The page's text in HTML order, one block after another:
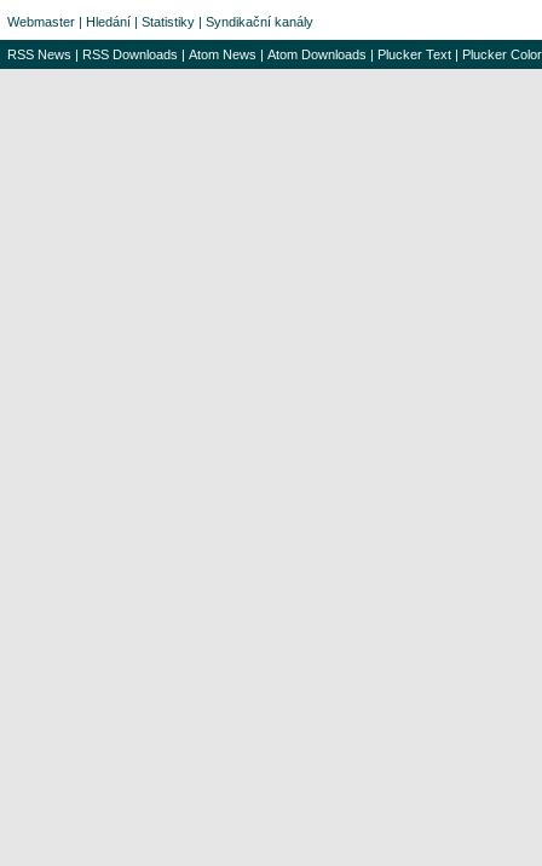
Webmaster | Hledání | Statistiky | Syndikační kanály
RSS News | RSS Downloads | Atom News | Atom Downloads | Plucker Text | Plucker Color